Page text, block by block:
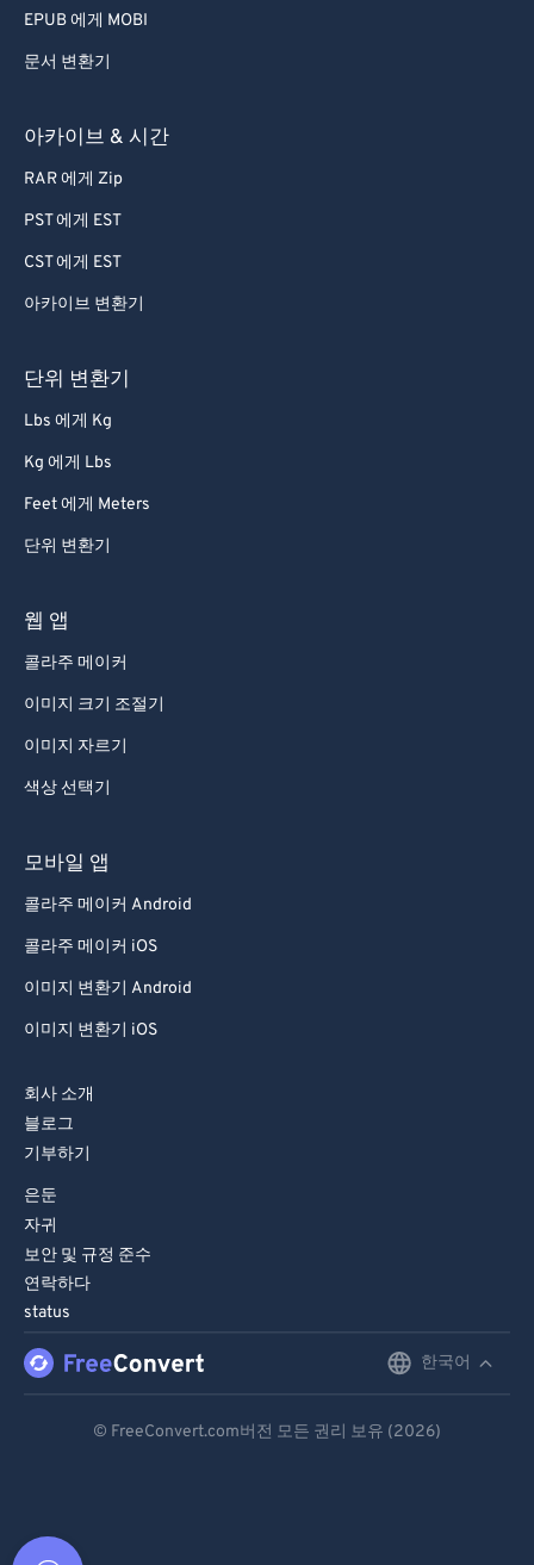
EPUB 에게 MOBI
문서 변환기
아카이브 & 시간
RAR 에게 Zip
PST 에게 EST
CST 에게 EST
아카이브 변환기
단위 변환기
Lbs 에게 Kg
Kg 에게 Lbs
Feet 에게 Meters
단위 변환기
웹 앱
콜라주 메이커
이미지 크기 조절기
이미지 자르기
색상 선택기
모바일 앱
콜라주 메이커 Android
콜라주 메이커 iOS
이미지 변환기 Android
이미지 변환기 iOS
회사 소개
블로그
기부하기
은둔
자귀
보안 및 규정 준수
연락하다
status
한국어
© FreeConvert.com버전 모든 권리 보유 (2026)